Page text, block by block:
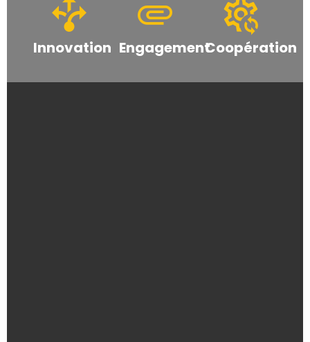
Innovation EngagementCoopération